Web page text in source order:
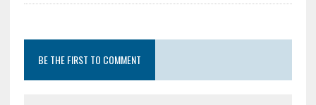
BE THE FIRST TO COMMENT